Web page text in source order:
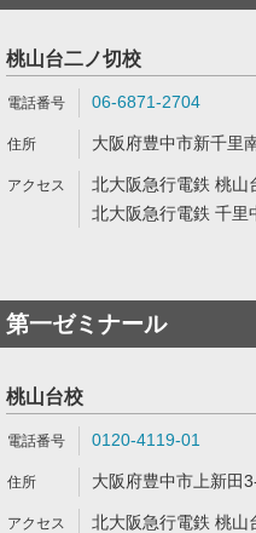
桃山台二ノ切校
06-6871-2704
大阪府豊中市新千里
北大阪急行電鉄 桃山
北大阪急行電鉄 千里
第一ゼミナール
桃山台校
0120-4119-01
大阪府豊中市上新田
北大阪急行電鉄 桃山